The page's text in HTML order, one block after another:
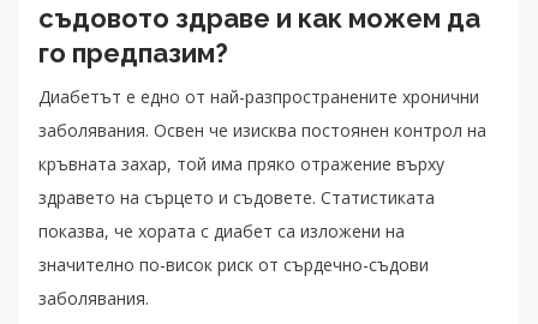
съдовото здраве и как можем да
го предпазим?
Диабетът е едно от най-разпространените хронични
заболявания. Освен че изисква постоянен контрол на
кръвната захар, той има пряко отражение върху
здравето на сърцето и съдовете. Статистиката
показва, че хората с диабет са изложени на
значително по-висок риск от сърдечно-съдови
заболявания.